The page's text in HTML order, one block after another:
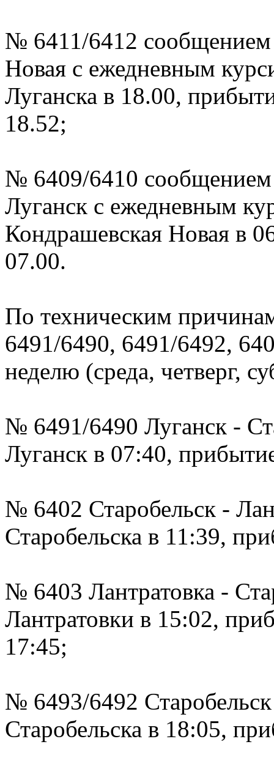
№ 6411/6412 сообщением
Новая с ежедневным
Луганска в 18.00,
18.52;
№ 6409/6410
Луганск с ежедневным
Кондрашевская Новая в
07.00.
По техническим
6491/6490, 6491/6492,
неделю (среда, четверг,
№ 6491/6490 Луганск -
Луганск в 07:40,
№ 6402 Старобельск -
Старобельска в 11:39,
№ 6403 Лантратовка -
Лантратовки в 15:02,
17:45;
№ 6493/6492
Старобельска в 18:05,